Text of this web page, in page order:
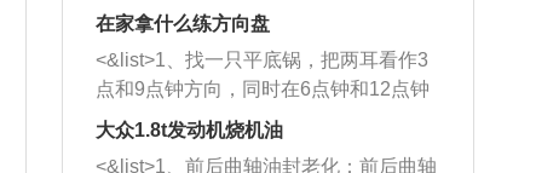
者是细棍，直接将杂物给取出来，如果
堵塞情况比较严重，也可以采取应急措
施。 <&list>2、直接利用木棍将所有的
杂物推到排气管里面的位置处，然后将
三元催化器拆解开，就可以将堵塞的东
西取出来。但如果是因为积碳过多引起
在家拿什么练方向盘
<&list>1、找一只平底锅，把两耳看作3
点和9点钟方向，同时在6点钟和12点钟
方向做一个标记。 <&list>2、双手握住
大众1.8t发动机烧机油
<&list>1、前后曲轴油封老化：前后曲轴